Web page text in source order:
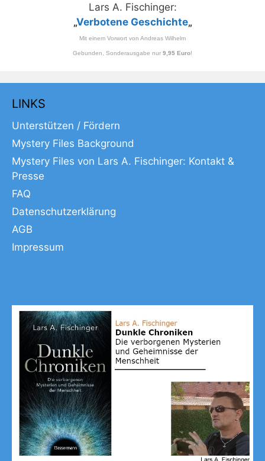
Lars A. Fischinger:
„Verbotene Geschichte„
Mit einem Vorwort von Andreas Wilhelm
Gebunden, Sonderausgabe nur 9,95 Euro!
LINKS
Unterstützen / Fördern
Mystery Files Background
Mystery Files von Lars A. Fischinger: Kontakt &
Presse
FAQ
Datenschutzerklärung
AGB
Impressum